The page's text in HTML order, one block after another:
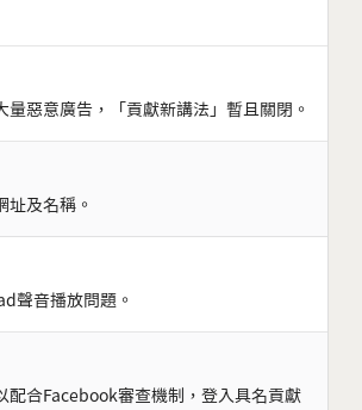
量惡意廣告，「貢獻新講法」暫且關閉。
址及名稱。
聲音播放問題。
配合Facebook審查機制，登入具名貢獻